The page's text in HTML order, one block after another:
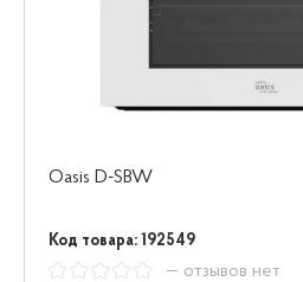
Oasis D-SBW
Код товара: 192549
— отзывов нет